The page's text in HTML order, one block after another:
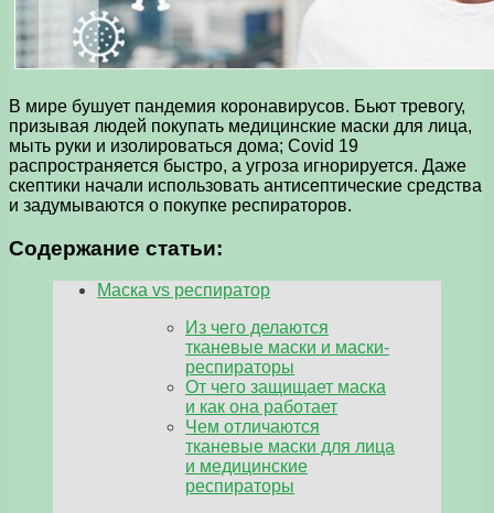
В мире бушует пандемия коронавирусов. Бьют тревогу,
призывая людей покупать медицинские маски для лица,
мыть руки и изолироваться дома; Covid 19
распространяется быстро, а угроза игнорируется. Даже
скептики начали использовать антисептические средства
и задумываются о покупке респираторов.
Содержание статьи:
Маска vs респиратор
Из чего делаются
тканевые маски и маски-
респираторы
От чего защищает маска
и как она работает
Чем отличаются
тканевые маски для лица
и медицинские
респираторы